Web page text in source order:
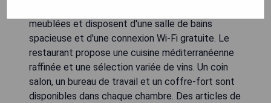
meublées et disposent d'une salle de bains
spacieuse et d'une connexion Wi-Fi gratuite. Le
restaurant propose une cuisine méditerranéenne
raffinée et une sélection variée de vins. Un coin
salon, un bureau de travail et un coffre-fort sont
disponibles dans chaque chambre. Des articles de